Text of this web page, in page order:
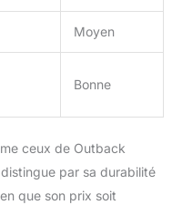
Moyen
Bonne
ceux de Outback
par sa durabilité
que son prix soit